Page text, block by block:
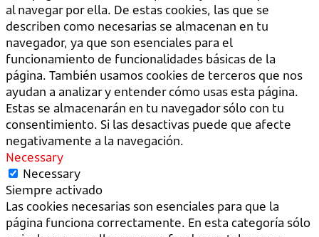
al navegar por ella. De estas cookies, las que se
describen como necesarias se almacenan en tu
navegador, ya que son esenciales para el
funcionamiento de funcionalidades básicas de la
página. También usamos cookies de terceros que nos
ayudan a analizar y entender cómo usas esta página.
Estas se almacenarán en tu navegador sólo con tu
consentimiento. Si las desactivas puede que afecte
negativamente a la navegación.
Necessary
Necessary
Siempre activado
Las cookies necesarias son esenciales para que la
página funciona correctamente. En esta categoría sólo